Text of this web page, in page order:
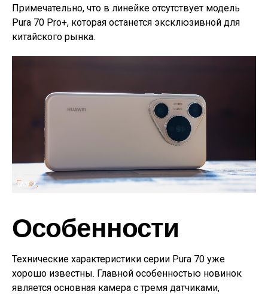
Примечательно, что в линейке отсутствует модель
Pura 70 Pro+, которая останется эксклюзивной для
китайского рынка.
Особенности
Технические характеристики серии Pura 70 уже
хорошо известны. Главной особенностью новинок
является основная камера с тремя датчиками,